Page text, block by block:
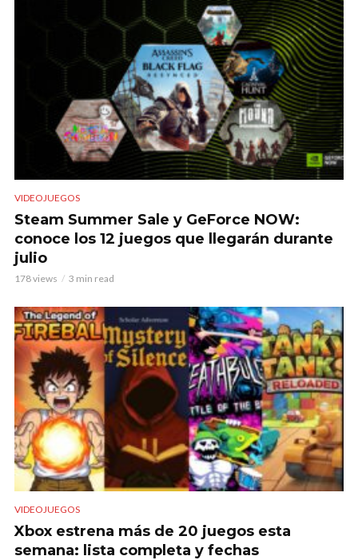
VIDEOJUEGOS
Steam Summer Sale y GeForce NOW:
conoce los 12 juegos que llegarán durante
julio
178 views 3 min read
VIDEOJUEGOS
Xbox estrena más de 20 juegos esta
semana: lista completa y fechas